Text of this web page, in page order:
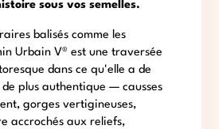
sous vos semelles.
balisés comme les
Urbain V® est une traversée
dans ce qu'elle a de
plus authentique — causses
gorges vertigineuses,
accrochés aux reliefs,